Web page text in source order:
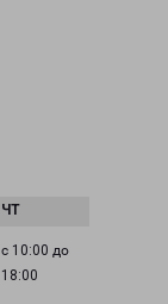
с 10:00 до
18:00